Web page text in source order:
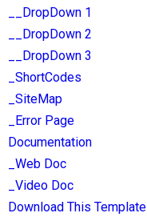
__DropDown 1
__DropDown 2
__DropDown 3
_ShortCodes
_SiteMap
_Error Page
Documentation
_Web Doc
_Video Doc
Download This Template